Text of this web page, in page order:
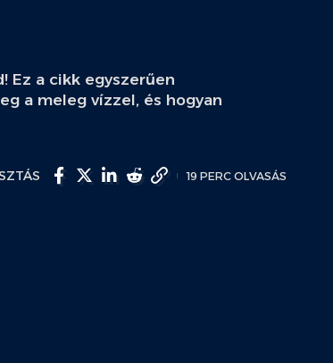
Ez a cikk egyszerűen
a meleg vízzel, és hogyan
19 PERC OLVASÁS